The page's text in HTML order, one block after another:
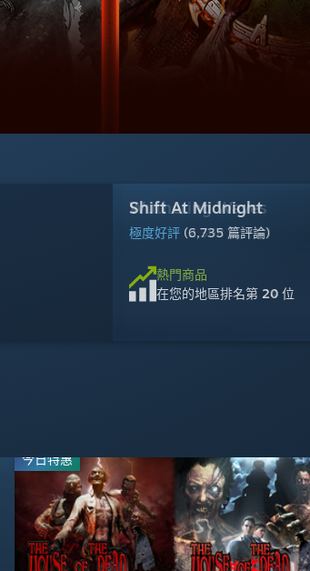
Wuthering Waves
極度好評 (2,368 篇評論)
熱門商品
在您的地區排名第 24 位
Shift At Midnight
極度好評 (6,735 篇評論)
熱門商品
在您的地區排名第 20 位
GRAIN ROT
極度好評 (389 篇評論)
熱門商品
在您的地區排名第 21 位
Dead by Daylight
褒貶不一 (7,823 篇評論)
熱門商品
在您的地區排名第 19 位
機械狂歡
極度好評 (2,263 篇評論)
熱門商品
在您的地區排名第 23 位
霧影獵人
褒貶不一 (9,365 篇評論)
熱門商品
在您的地區排名第 17 位
Counter-Strike 2
大多好評 (43,389 篇評論)
熱門商品
在您的地區排名第 1 位
Marvel's Spider-Man 2
大多好評 (354 篇評論)
熱門商品
在您的地區排名第 28 位
Steam Machine
在您的地區排名
Halo: Campaign Evolved
褒貶不一 (10,877 篇評論)
熱門商品
在您的地區排名第 29 位
Cyberpunk 2077
極度好評 (9,796 篇評論)
熱門商品
在您的地區排名第 14 位
Warframe
極度好評 (9,403 篇評論)
熱門商品
在您的地區排名第 15 位
今日特惠
今日特惠